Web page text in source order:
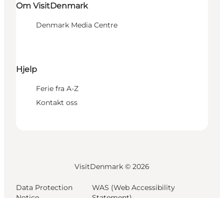
Om VisitDenmark
Denmark Media Centre
Hjelp
Ferie fra A-Z
Kontakt oss
VisitDenmark © 2026
Data Protection
WAS (Web Accessibility